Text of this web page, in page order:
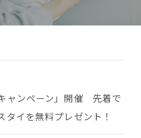
ャンペーン」開催 先着で
タイを無料プレゼント！